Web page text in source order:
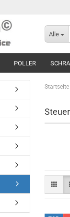
Alle
POLLER
Startseite